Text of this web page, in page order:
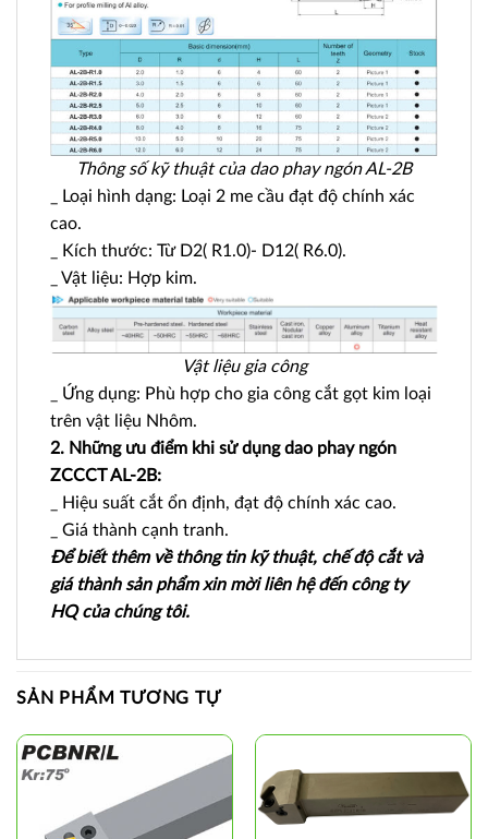
Thông số kỹ thuật của dao phay ngón AL-2B
_ Loại hình dạng: Loại 2 me cầu đạt độ chính xác
cao.
_ Kích thước: Từ D2( R1.0)- D12( R6.0).
_ Vật liệu: Hợp kim.
Vật liệu gia công
_ Ứng dụng: Phù hợp cho gia công cắt gọt kim loại
trên vật liệu Nhôm.
2. Những ưu điểm khi sử dụng dao phay ngón
ZCCCT AL-2B:
_ Hiệu suất cắt ổn định, đạt độ chính xác cao.
_ Giá thành cạnh tranh.
Để biết thêm về thông tin kỹ thuật, chế độ cắt và
giá thành sản phẩm xin mời liên hệ đến công ty
HQ của chúng tôi.
SẢN PHẨM TƯƠNG TỰ